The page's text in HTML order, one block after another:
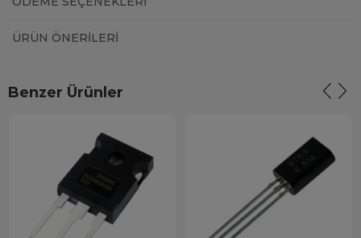
ÜRÜN ÖNERILERI
Benzer Ürünler